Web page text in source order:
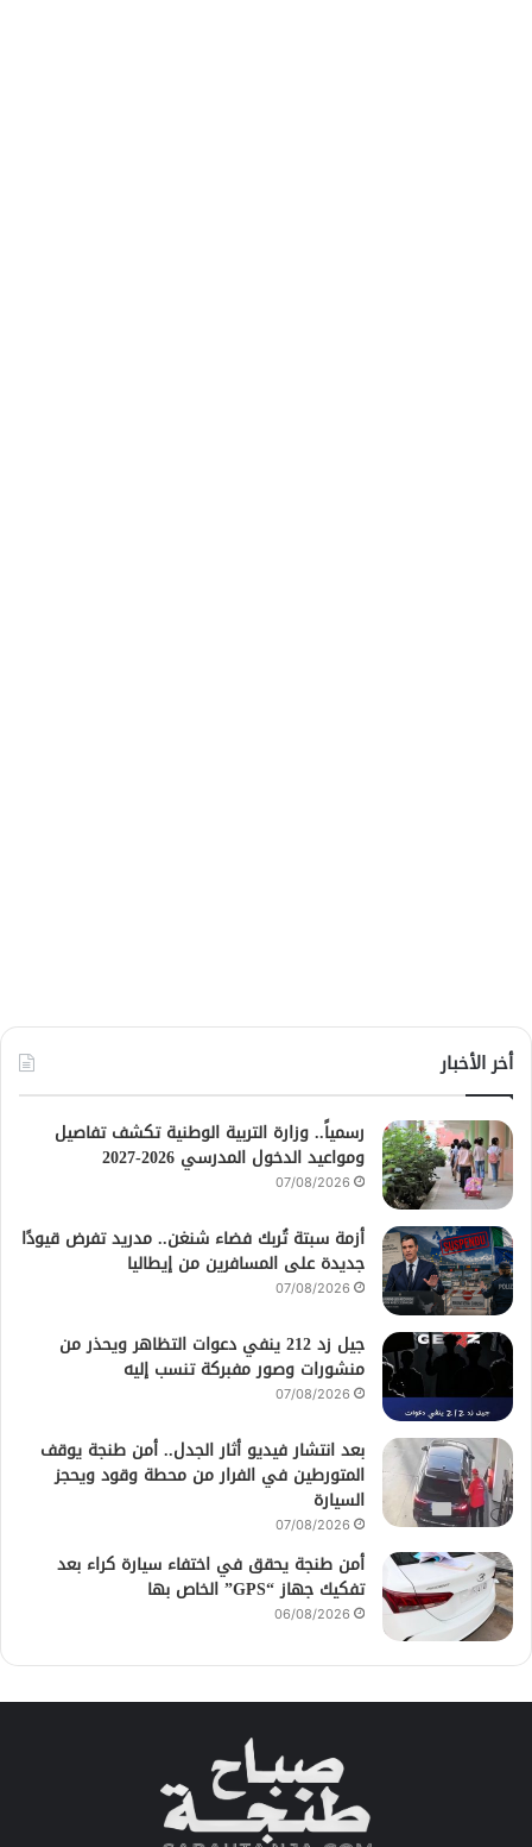
أخر الأخبار
رسمياً.. وزارة التربية الوطنية تكشف تفاصيل
ومواعيد الدخول المدرسي 2026-2027
07/08/2026
أزمة سبتة تُربك فضاء شنغن.. مدريد تفرض قيودًا
جديدة على المسافرين من إيطاليا
07/08/2026
جيل زد 212 ينفي دعوات التظاهر ويحذر من
منشورات وصور مفبركة تنسب إليه
07/08/2026
بعد انتشار فيديو أثار الجدل.. أمن طنجة يوقف
المتورطين في الفرار من محطة وقود ويحجز
السيارة
07/08/2026
أمن طنجة يحقق في اختفاء سيارة كراء بعد
تفكيك جهاز “GPS” الخاص بها
06/08/2026